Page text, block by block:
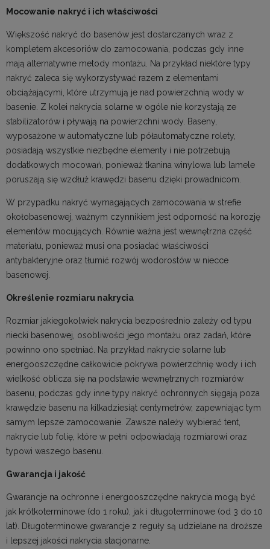
Mocowanie nakryć i ich właściwości
Większość nakryć do basenów jest dostarczanych wraz z
kompletem akcesoriów do zamocowania, podczas gdy inne
mają alternatywne metody montażu. Na przykład niektóre typy
nakryć zaleca się wykorzystywać razem z elementami
obciążającymi, które utrzymują je nad powierzchnią wody w
basenie. Z kolei nakrycia solarne w ogóle nie korzystają ze
stabilizatorów i pływają na powierzchni wody. Baseny,
wyposażone w automatyczne lub półautomatyczne rolety,
posiadają wszystkie niezbędne elementy i nie potrzebują
dodatkowych mocowań, ponieważ tkanina winylowa lub lamele
poruszają się wzdłuż krawędzi basenu dzięki prowadnicom.
W przypadku nakryć wymagających zamocowania w strefie
okołobasenowej, ważnym czynnikiem jest odporność na korozję
elementów mocujących. Równie ważna jest wewnętrzna część
materiału, ponieważ musi ona posiadać właściwości
antybakteryjne oraz tłumić rozwój wodorostów w niecce
basenowej.
Określenie rozmiaru nakrycia
Rozmiar jakiegokolwiek nakrycia bezpośrednio zależy od typu
niecki basenowej, osobliwości jego montażu oraz zadań, które
powinno ono spełniać. Na przykład nakrycie solarne lub
energooszczędne całkowicie pokrywa powierzchnię wody i ich
wielkość oblicza się na podstawie wewnętrznych rozmiarów
basenu, podczas gdy inne typy nakryć ochronnych sięgają poza
krawędzie basenu na kilkadziesiąt centymetrów, zapewniając tym
samym lepsze zamocowanie. Zawsze należy wybierać tent,
nakrycie lub folię, które w pełni odpowiadają rozmiarowi oraz
typowi waszego basenu.
Gwarancja i jakość
Gwarancje na ochronne i energooszczędne nakrycia mogą być
jak krótkoterminowe (do 1 roku), jak i długoterminowe (od 3 do 10
lat). Długoterminowe gwarancje z reguły są udzielane na droższe
i lepszej jakości nakrycia stacjonarne.